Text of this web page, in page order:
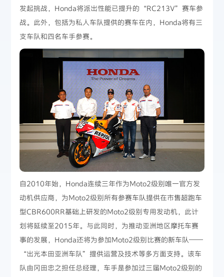
发起挑战，Honda将派出性能已提升的“RC213V”赛车参
战。此外，包括为私人车队提供的赛车在内，Honda将有三
支车队和四名车手参赛。
自2010年始，Honda连续三年作为Moto2级别唯一官方发
动机供应商，为Moto2级别所有参赛车队提供在市售超跑车
型CBR600RR基础上研发的Moto2级别专用发动机，此计
划将延续至2015年。与此同时，为推动亚洲地区摩托车赛
事的发展，Honda还将为参加Moto2级别比赛的新车队——
“出光本田亚洲车队”提供运营及技术等多方面支持。该车
队由冈田忠之担任总经理，车手是参加过三届Moto2级别的